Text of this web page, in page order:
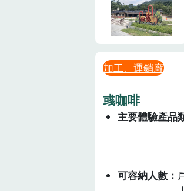
加工、運銷廠
彧咖啡
主要體驗產品
可容納人數